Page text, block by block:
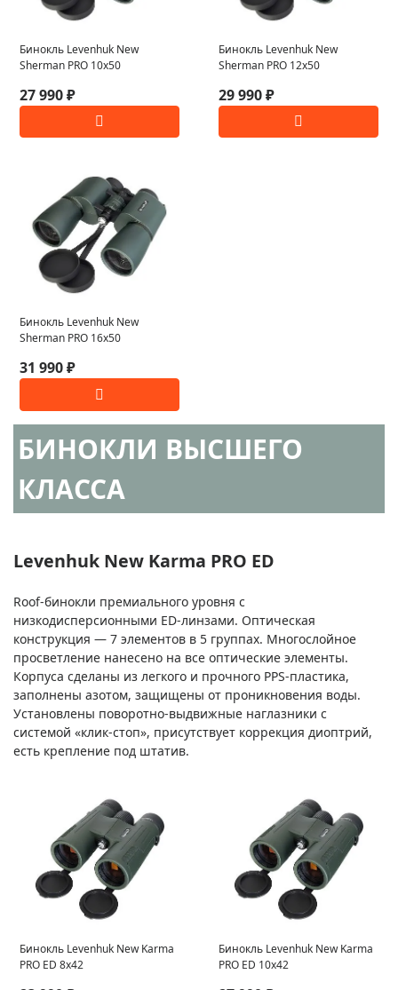
Бинокль Levenhuk New
Sherman PRO 10x50
27 990 ₽
Бинокль Levenhuk New
Sherman PRO 12x50
29 990 ₽
Бинокль Levenhuk New
Sherman PRO 16x50
31 990 ₽
БИНОКЛИ ВЫСШЕГО
КЛАССА
Levenhuk New Karma PRO ED
Roof-бинокли премиального уровня с
низкодисперсионными ED-линзами. Оптическая
конструкция — 7 элементов в 5 группах. Многослойное
просветление нанесено на все оптические элементы.
Корпуса сделаны из легкого и прочного PPS-пластика,
заполнены азотом, защищены от проникновения воды.
Установлены поворотно-выдвижные наглазники с
системой «клик-стоп», присутствует коррекция диоптрий,
есть крепление под штатив.
Бинокль Levenhuk New Karma
PRO ED 8x42
Бинокль Levenhuk New Karma
PRO ED 10x42